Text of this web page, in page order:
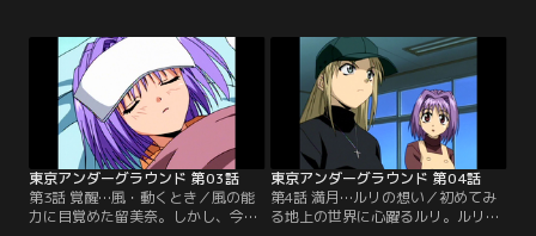
家に帰ってみると庭に大きな穴が開
き、地下世界からやってきたという
二人のナゾの少女を匿うハメに…。
ルリ・サラサとチェルシー・ローレ
ック。彼女たちとの出会いが、留美
奈の運命を変える！【提供：バンダ
イチャンネル】
り、チェルシーはルリの護衛官なの
だという。しかし一息つく間もな
く、地下世界からの追手が忍び寄っ
ていた。その者の名は赤（セキ）。
チェルシーさえねじ伏せられる強大
な赤に、留美奈が戦いを挑むが…。
【提供：バンダイチャンネル】
東京アンダーグラウンド 第03話
第3話 覚醒…風・動くとき／風の能
力に目覚めた留美奈。しかし、今の
東京アンダーグラウンド 第04話
第4話 満月…ルリの想い／初めてみ
る地上の世界に心躍るルリ。ルリ